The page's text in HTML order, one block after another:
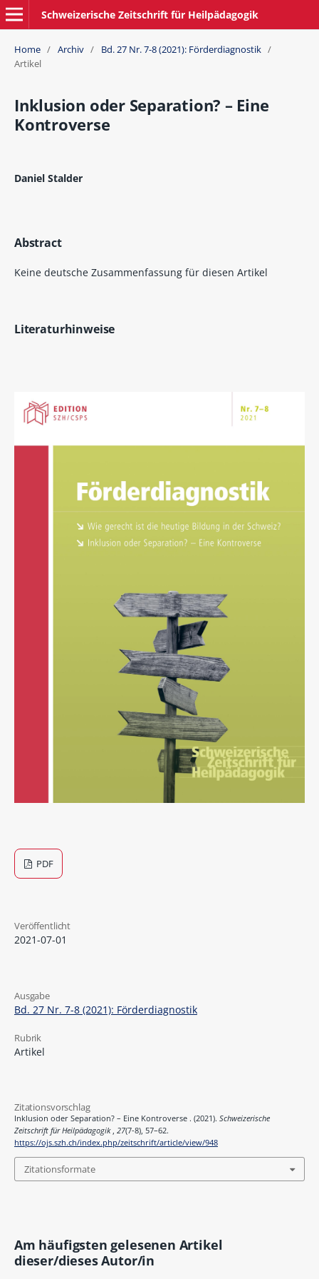
Schweizerische Zeitschrift für Heilpädagogik
Home / Archiv / Bd. 27 Nr. 7-8 (2021): Förderdiagnostik /
Artikel
Inklusion oder Separation? – Eine
Kontroverse
Daniel Stalder
Abstract
Keine deutsche Zusammenfassung für diesen Artikel
Literaturhinweise
PDF
Veröffentlicht
2021-07-01
Ausgabe
Bd. 27 Nr. 7-8 (2021): Förderdiagnostik
Rubrik
Artikel
Zitationsvorschlag
Inklusion oder Separation? – Eine Kontroverse . (2021). Schweizerische
Zeitschrift für Heilpädagogik , 27(7-8), 57–62.
https://ojs.szh.ch/index.php/zeitschrift/article/view/948
Zitationsformate
Am häufigsten gelesenen Artikel
dieser/dieses Autor/in